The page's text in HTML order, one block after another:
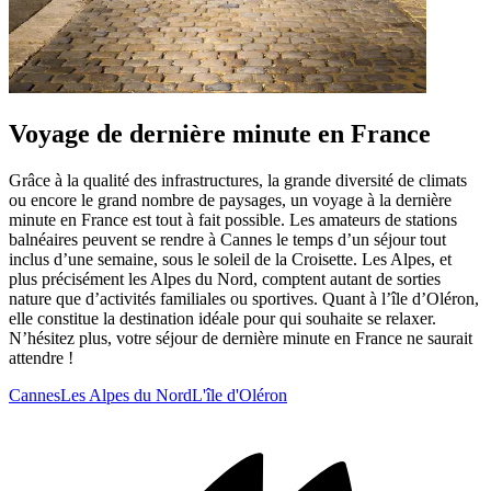
Voyage de dernière minute en France
Grâce à la qualité des infrastructures, la grande diversité de climats
ou encore le grand nombre de paysages, un voyage à la dernière
minute en France est tout à fait possible. Les amateurs de stations
balnéaires peuvent se rendre à Cannes le temps d’un séjour tout
inclus d’une semaine, sous le soleil de la Croisette. Les Alpes, et
plus précisément les Alpes du Nord, comptent autant de sorties
nature que d’activités familiales ou sportives. Quant à l’île d’Oléron,
elle constitue la destination idéale pour qui souhaite se relaxer.
N’hésitez plus, votre séjour de dernière minute en France ne saurait
attendre !
CannesLes Alpes du NordL'île d'Oléron